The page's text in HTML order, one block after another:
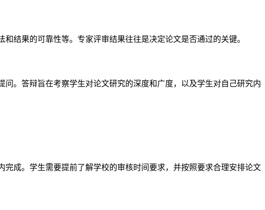
结果的可靠性等。专家评审结果往往是决定论文是否通过的关键。
。答辩旨在考察学生对论文研究的深度和广度，以及学生对自己研究内
成。学生需要提前了解学校的审核时间要求，并按照要求合理安排论文